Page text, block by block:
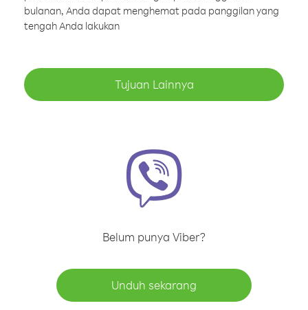
bulanan, Anda dapat menghemat pada panggilan yang
tengah Anda lakukan
Tujuan Lainnya
Belum punya Viber?
Unduh sekarang